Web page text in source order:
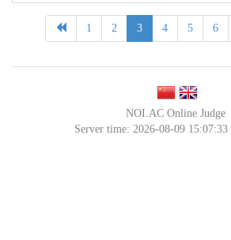
1 2 3 4 5 6
NOI.AC Online Judge
Server time: 2026-08-09 15:07:33 |